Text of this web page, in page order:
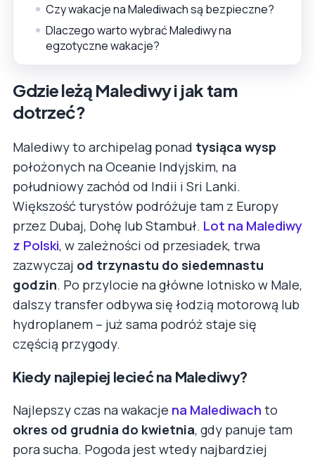
Czy wakacje na Malediwach są bezpieczne?
Dlaczego warto wybrać Malediwy na
egzotyczne wakacje?
Gdzie leżą Malediwy i jak tam
dotrzeć?
Malediwy to archipelag ponad tysiąca wysp
położonych na Oceanie Indyjskim, na
południowy zachód od Indii i Sri Lanki.
Większość turystów podróżuje tam z Europy
przez Dubaj, Dohę lub Stambuł. Lot na Malediwy
z Polski, w zależności od przesiadek, trwa
zazwyczaj od trzynastu do siedemnastu
godzin. Po przylocie na główne lotnisko w Male,
dalszy transfer odbywa się łodzią motorową lub
hydroplanem – już sama podróż staje się
częścią przygody.
Kiedy najlepiej lecieć na Malediwy?
Najlepszy czas na wakacje na Malediwach to
okres od grudnia do kwietnia, gdy panuje tam
pora sucha. Pogoda jest wtedy najbardziej